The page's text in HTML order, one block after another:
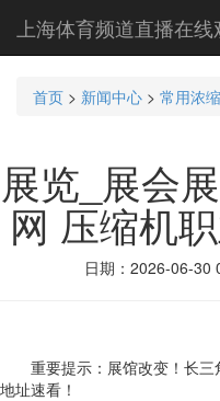
上海体育频道直播在
首页 > 新闻中心 > 常用浓
展览_展会
网 压缩机
日期：2026-06-30
重要提示：展馆改变！长三
地址速看！